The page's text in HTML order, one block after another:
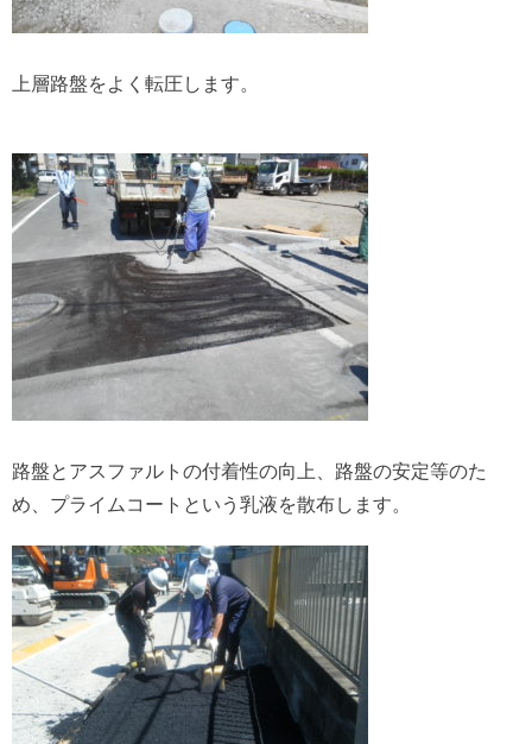
上層路盤をよく転圧します。
路盤とアスファルトの付着性の向上、路盤の安定等のた
め、プライムコートという乳液を散布します。